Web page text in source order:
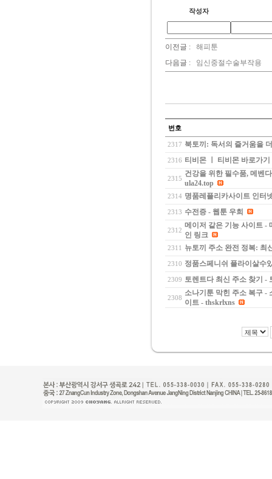
작성자
이전글 : 해피툰
다음글 : 임신중절수술부작용
번호
2317 북토끼: 독서의 즐거움을
2316 티비몬 ㅣ 티비몬 바로가
2315
건강을 위한 필수품, 메벤
ula24.top
2314 명품레플리카사이트 인터
2313 수전증 - 웹툰 우희
2312
메이저 같은 기능 사이트 -
인 링크
2311 뉴토끼 주소 완전 정복: 최
2310 정품스페니쉬 플라이살수
2309 토렌트다 최신 주소 찾기 -
2308
소나기툰 막힌 주소 복구 -
이트 - thskrlxns